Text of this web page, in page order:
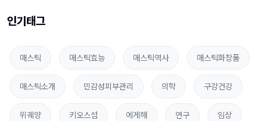
인기태그
매스틱 매스틱효능 매스틱역사 매스틱화장품
매스틱소개 민감성피부관리 의학 구강건강
위궤양 키오스섬 에게해 연구 임상